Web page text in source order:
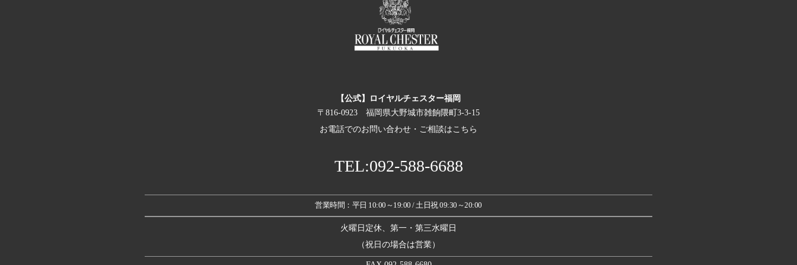
【公式】ロイヤルチェスター福岡
〒816-0923 福岡県大野城市雑餉隈町3-3-15
お電話でのお問い合わせ・ご相談はこちら
TEL:092-588-6688
営業時間：平日 10:00～19:00 / 土日祝 09:30～20:00
火曜日定休、第一・第三水曜日
（祝日の場合は営業）